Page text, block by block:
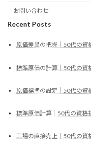
お問い合わせ
Recent Posts
原価差異の把握｜50代の資
標準原価の計算｜50代の資
原価標準の設定｜50代の資
標準原価計算｜50代の資格
工場の直接売上｜50代の資